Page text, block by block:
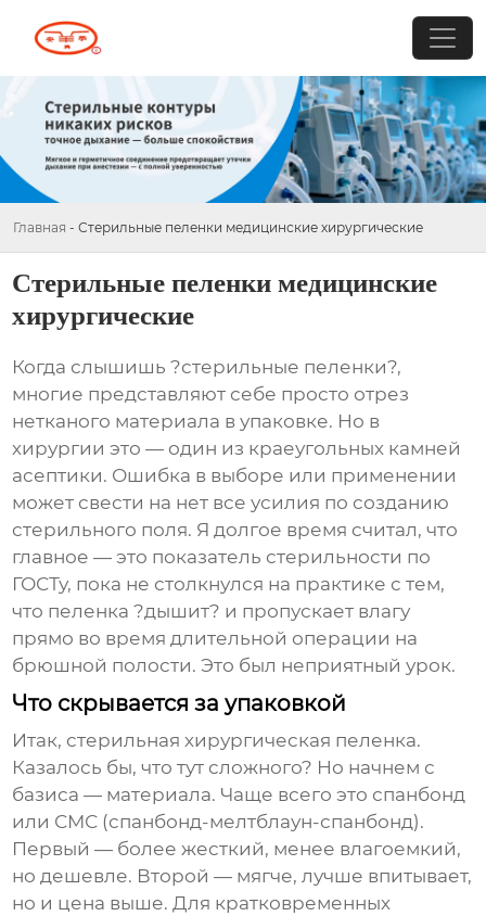
Главная - Стерильные пеленки медицинские хирургические
Стерильные пеленки медицинские
хирургические
Когда слышишь ?стерильные пеленки?,
многие представляют себе просто отрез
нетканого материала в упаковке. Но в
хирургии это — один из краеугольных камней
асептики. Ошибка в выборе или применении
может свести на нет все усилия по созданию
стерильного поля. Я долгое время считал, что
главное — это показатель стерильности по
ГОСТу, пока не столкнулся на практике с тем,
что пеленка ?дышит? и пропускает влагу
прямо во время длительной операции на
брюшной полости. Это был неприятный урок.
Что скрывается за упаковкой
Итак, стерильная хирургическая пеленка.
Казалось бы, что тут сложного? Но начнем с
базиса — материала. Чаще всего это спанбонд
или СМС (спанбонд-мелтблаун-спанбонд).
Первый — более жесткий, менее влагоемкий,
но дешевле. Второй — мягче, лучше впитывает,
но и цена выше. Для кратковременных